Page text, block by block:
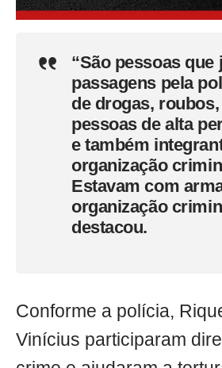
“São pessoas que
passagens pela
de drogas,
pessoas de alta
e também
organização
Estavam com
organização
destacou.
Conforme a polícia,
Vinícius participaram